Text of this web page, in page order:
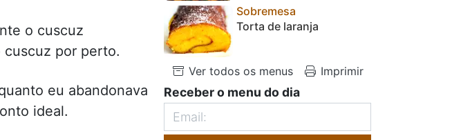
o cuscuz
cuscuz por perto.
eu abandonava
ideal.
Sobremesa
Torta de laranja
Ver todos os menus Imprimir
Receber o menu do dia